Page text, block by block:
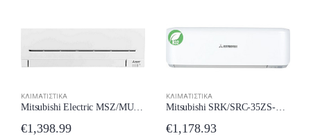
ΚΛΙΜΑΤΙΣΤΙΚΆ
Mitsubishi Electric MSZ/MUZ-AP42VGK Κλιματιστικό Inverter 14000 BTU A++/A++ New Model 2024
€1,398.99
ΚΛΙΜΑΤΙΣΤΙΚΆ
Mitsubishi SRK/SRC-35ZS-WF Κλιματιστικό Inverter 12000 BTU A++/A++ με Wi-Fi New Model 2024
€1,178.93